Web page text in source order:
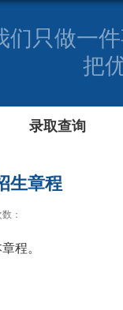
们只做一
把
录取查询
生章程
：
程。